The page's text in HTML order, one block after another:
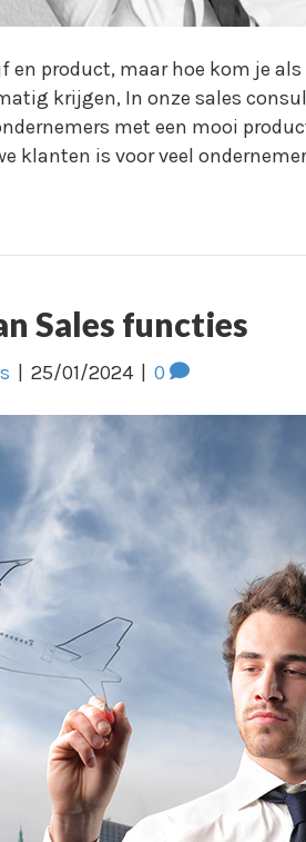
en product, maar hoe kom je
krijgen, In onze sales
met een mooi
klanten is voor veel
Sales functies
25/01/2024 0